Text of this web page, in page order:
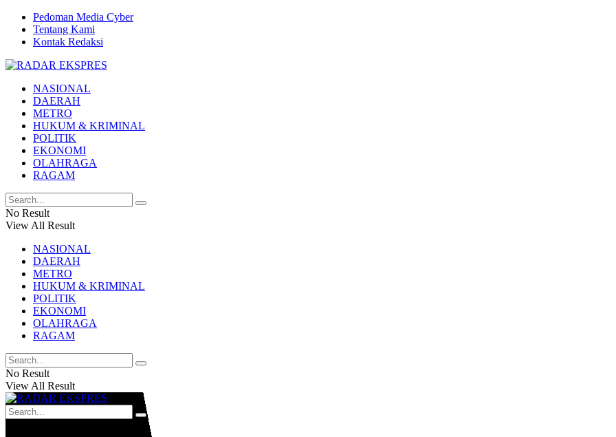
Pedoman Media Cyber
Tentang Kami
Kontak Redaksi
NASIONAL
DAERAH
METRO
HUKUM & KRIMINAL
POLITIK
EKONOMI
OLAHRAGA
RAGAM
No Result
View All Result
NASIONAL
DAERAH
METRO
HUKUM & KRIMINAL
POLITIK
EKONOMI
OLAHRAGA
RAGAM
No Result
View All Result